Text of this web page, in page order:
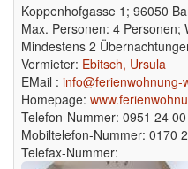
Koppenhofgasse 1; 96050
Max. Personen: 4 Personen;
Mindestens 2
Vermieter: Ebitsch, Ursula
EMail : info@ferienwohnung-
Homepage:
Telefon-Nummer: 0951 24
Mobiltelefon-Nummer: 0170
Telefax-Nummer: